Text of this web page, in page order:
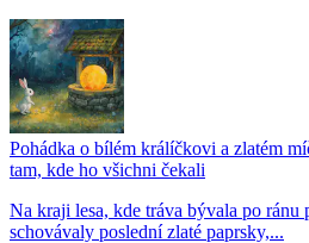
Pohádka o bílém králíčkovi a zlatém
tam, kde ho všichni čekali
Na kraji lesa, kde tráva bývala po ránu
schovávaly poslední zlaté paprsky,...